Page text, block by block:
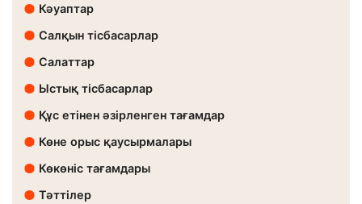
Кәуаптар
Салқын тісбасарлар
Салаттар
Ыстық тісбасарлар
Құс етінен әзірленген тағамдар
Көне орыс қаусырмалары
Көкөніс тағамдары
Тәттілер